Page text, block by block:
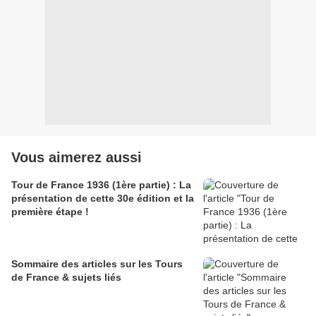
Vous aimerez aussi
Tour de France 1936 (1ère partie) : La
présentation de cette 30e édition et la
première étape !
Sommaire des articles sur les Tours
de France & sujets liés